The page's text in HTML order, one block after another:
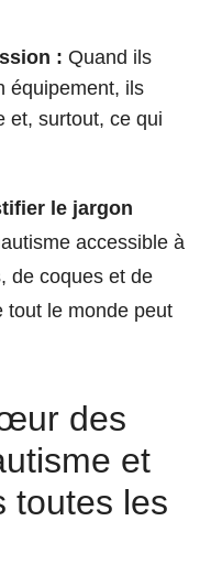
: Quand ils
équipement, ils
et, surtout, ce qui
le jargon
accessible à
de coques et de
tout le monde peut
des
et
toutes les